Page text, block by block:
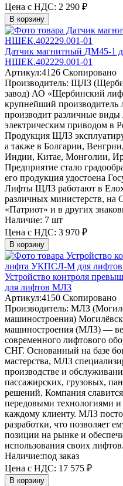
Цена с НДС: 2 290 ₽
В корзину
Датчик магнитный ДМ45-1
НШЕК.402229.001-01
Артикул:4126 Скопировано
Производитель: ЩЛЗ
завод) АО «Щербинский
крупнейший производитель
производит различные
электрическим приводом в
Продукция ЩЛЗ
а также в Болгарии,
Индии, Китае, Монголии,
Предприятие стало
его продукция удостоена
Лифты ЩЛЗ работают в
различных министерств,
«Патриот» и в других
Наличие: 7 шт
Цена с НДС: 3 970 ₽
В корзину
Устройство контроля
для лифтов МЛЗ
Артикул:4150 Скопировано
Производитель: МЛЗ
машиностроения)
машиностроения (МЛЗ) —
современного лифтового
СНГ. Основанный на базе
мастерства, МЛЗ
производстве и
пассажирских, грузовых,
решений. Компания
передовыми технологиями
каждому клиенту. МЛЗ
разработки, что позволяет
позиции на рынке и
использования своих лифтов.
Наличие:под заказ
Цена с НДС: 17 575 ₽
В корзину